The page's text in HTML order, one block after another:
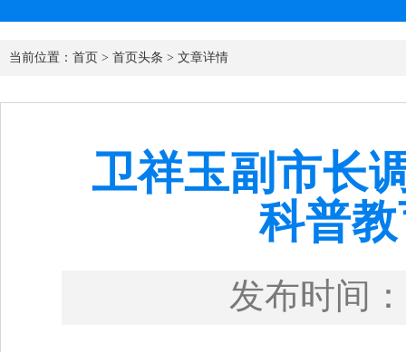
当前位置： 首页 > 首页头条 > 文章详情
卫祥玉副市长
科普
发布时间：